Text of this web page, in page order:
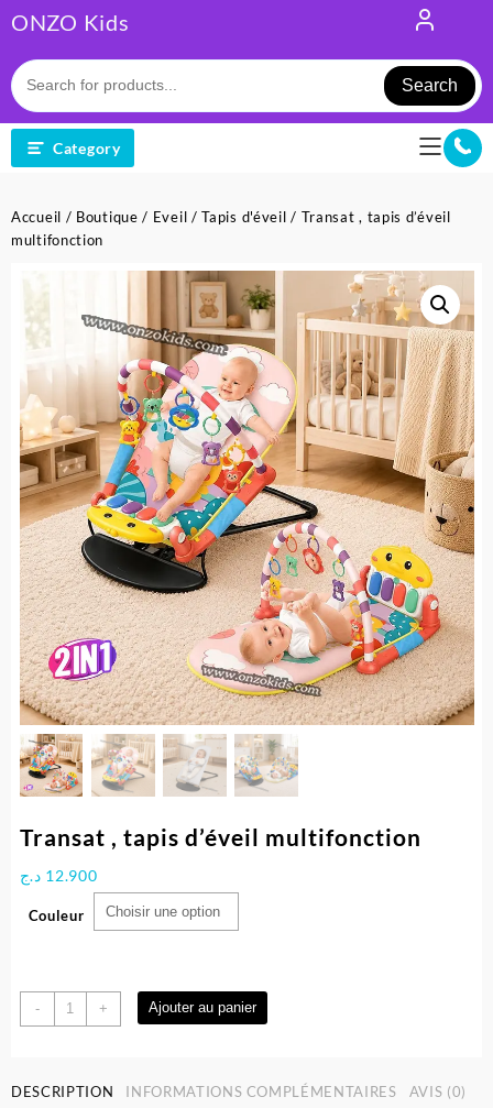
to
content
ONZO Kids
Search
Category
Accueil / Boutique / Eveil /Tapis d'éveil / Transat , tapis d’éveil
multifonction
Transat , tapis d’éveil multifonction
12.900 د.ج
Couleur
-
quantité
de
tapis
+ Ajouter au panier
DESCRIPTION INFORMATIONS COMPLÉMENTAIRES AVIS (0)